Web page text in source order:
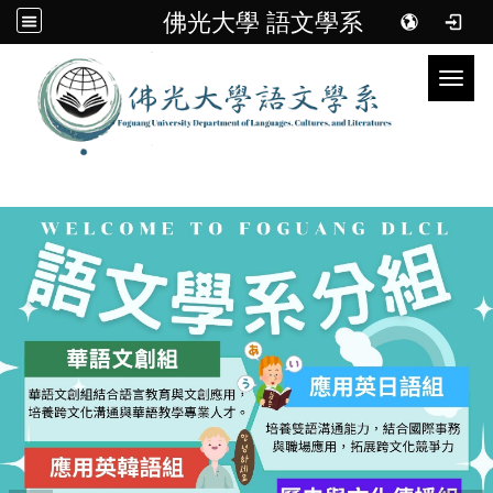
佛光大學 語文學系